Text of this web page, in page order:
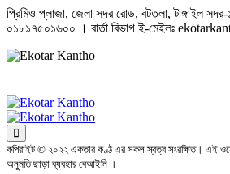
প্রিমিও প্লাজা, জেলা সদর রোড, বটতলা, টাঙ্গাইল
০১৮১৭৫০১৬০০ । বার্তা বিভাগ ই-মেইলঃ
কপিরাইট © ২০২২ একতার কণ্ঠ এর সকল স্বত্ব সংরক্ষিত। এই
অনুমতি ছাড়া ব্যবহার বেআইনি ।